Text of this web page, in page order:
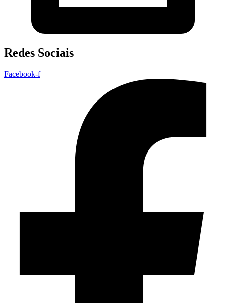
Redes Sociais
Facebook-f